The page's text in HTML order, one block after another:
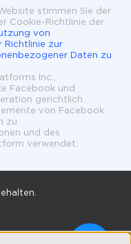
stimmen Sie der
Cookie-Richtlinie der
von
Richtlinie zur
Daten zu
Inc.,
Facebook und
gerichtlich
von Facebook
zu
und des
verwendet.